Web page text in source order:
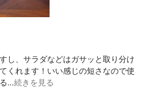
し、サラダなどはガサッと取り分け
くれます！いい感じの短さなので使
…続きを見る